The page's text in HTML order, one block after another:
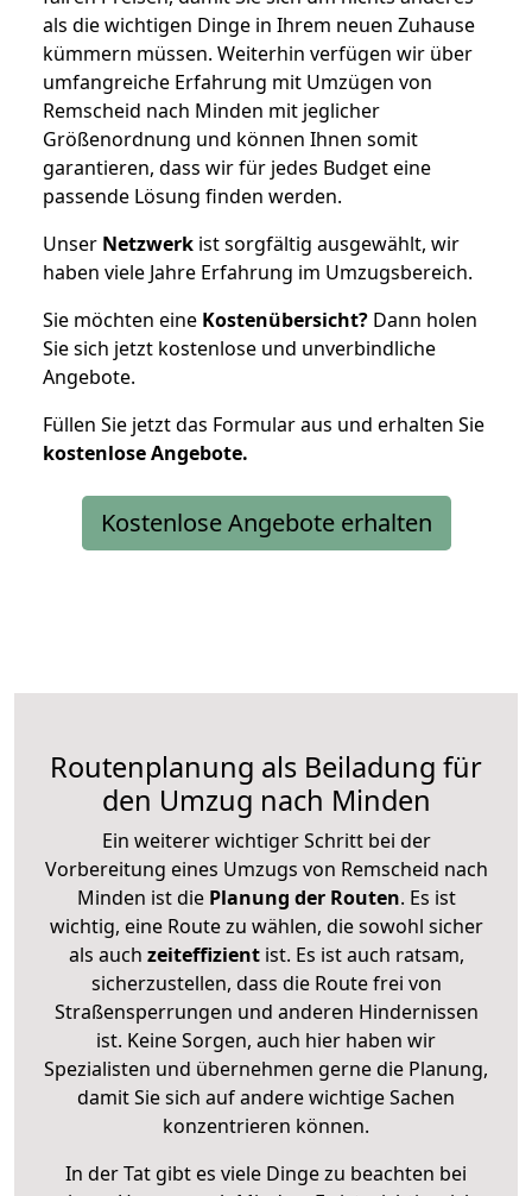
als die wichtigen Dinge in Ihrem neuen Zuhause
kümmern müssen. Weiterhin verfügen wir über
umfangreiche Erfahrung mit Umzügen von
Remscheid nach Minden mit jeglicher
Größenordnung und können Ihnen somit
garantieren, dass wir für jedes Budget eine
passende Lösung finden werden.
Unser Netzwerk ist sorgfältig ausgewählt, wir
haben viele Jahre Erfahrung im Umzugsbereich.
Sie möchten eine Kostenübersicht? Dann holen
Sie sich jetzt kostenlose und unverbindliche
Angebote.
Füllen Sie jetzt das Formular aus und erhalten Sie
kostenloseAngebote.
Kostenlose Angebote erhalten
Routenplanung als Beiladung für
den Umzug nach Minden
Ein weiterer wichtiger Schritt bei der
Vorbereitung eines Umzugs von Remscheid nach
Minden ist diePlanung der Routen. Es ist
wichtig, eine Route zu wählen, die sowohl sicher
als auch zeiteffizientist. Es ist auch ratsam,
sicherzustellen, dass die Route frei von
Straßensperrungen und anderen Hindernissen
ist. Keine Sorgen, auch hier haben wir
Spezialisten und übernehmen gerne die Planung,
damit Sie sich auf andere wichtige Sachen
konzentrieren können.
In der Tat gibt es viele Dinge zu beachten bei